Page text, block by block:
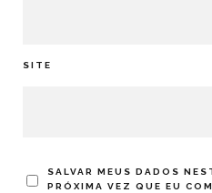
SITE
SALVAR MEUS DADOS
PRÓXIMA VEZ QUE EU